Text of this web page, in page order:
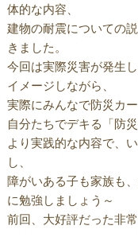
体的な内容、
建物の耐震についての
きました。
今回は実際災害が発生
イメージしながら、
実際にみんなで防災カ
自分たちでデキる「防
より実践的な内容で、
し、
障がいある子も家族も
に勉強しましょう～
前回、大好評だった非